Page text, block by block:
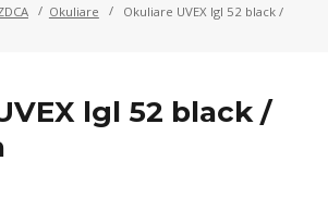
Okuliare
Okuliare UVEX lgl 52 black /
lgl 52 black /